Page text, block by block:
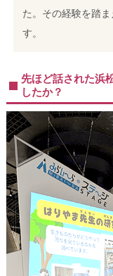
た。その経験を踏
す。
先ほど話された浜
したか？